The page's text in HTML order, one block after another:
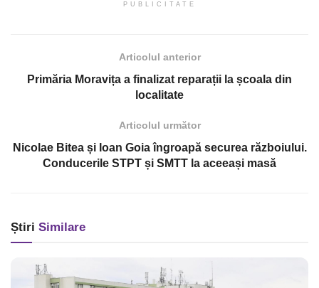
PUBLICITATE
Articolul anterior
Primăria Moravița a finalizat reparații la școala din
localitate
Articolul următor
Nicolae Bitea și Ioan Goia îngroapă securea războiului.
Conducerile STPT și SMTT la aceeași masă
Știri Similare